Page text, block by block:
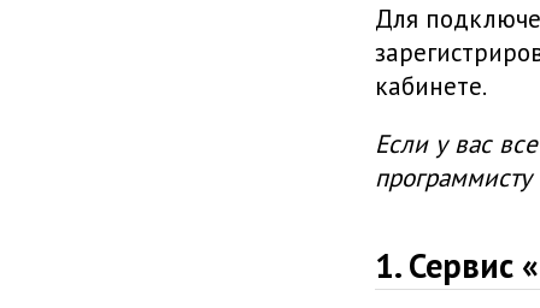
Для
кабинете.
Если у вас
1. Сервис